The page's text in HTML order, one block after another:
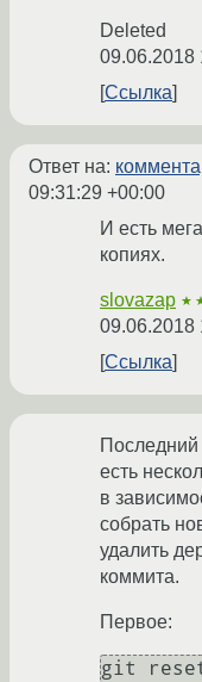
Deleted
09.06.2018
Ссылка
Ответ на:
09:31:29 +00:00
И есть
копиях.
slovazap
09.06.2018
Ссылка
Последний
есть
в
собрать
удалить
коммита.
Первое:
git reset